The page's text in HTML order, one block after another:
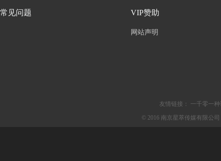
常见问题 VIP赞助
网站声明
友情链接：
一千零一
© 2016 南京星萃传媒有限公司